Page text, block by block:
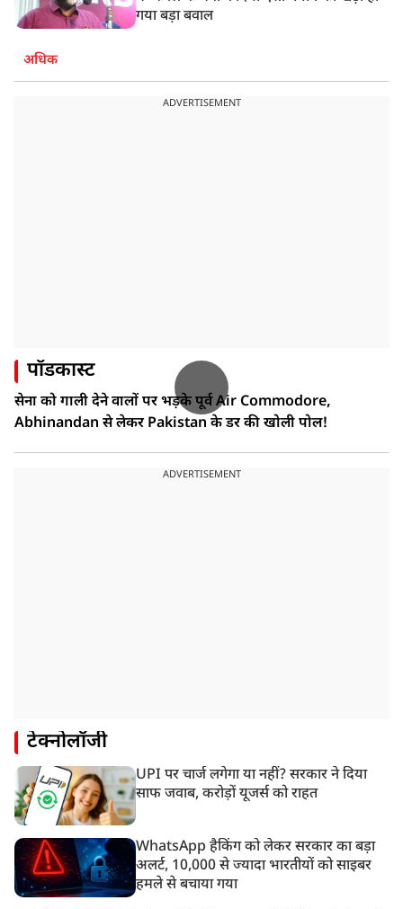
गया बड़ा बवाल
अधिक
ADVERTISEMENT
पॉडकास्ट
सेना को गाली देने वालों पर भड़के पूर्व Air Commodore,
Abhinandan से लेकर Pakistan के डर की खोली पोल!
ADVERTISEMENT
टेक्नोलॉजी
UPI पर चार्ज लगेगा या नहीं? सरकार ने दिया
साफ जवाब, करोड़ों यूजर्स को राहत
WhatsApp हैकिंग को लेकर सरकार का बड़ा
अलर्ट, 10,000 से ज्यादा भारतीयों को साइबर
हमले से बचाया गया